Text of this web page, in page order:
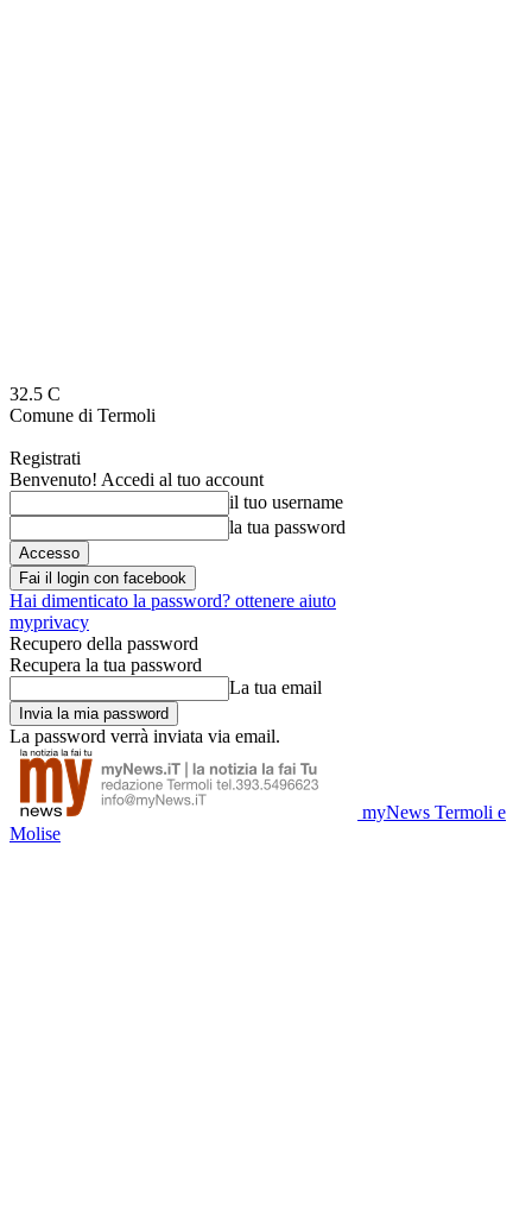
32.5 C
Comune di Termoli
Registrati
Benvenuto! Accedi al tuo account
il tuo username
la tua password
Fai il login con facebook
Hai dimenticato la password? ottenere aiuto
myprivacy
Recupero della password
Recupera la tua password
La tua email
La password verrà inviata via email.
myNews Termoli e
Molise